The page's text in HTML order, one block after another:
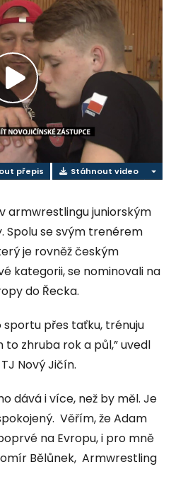
Přehrát
video
přepis Stáhnout video
armwrestlingu juniorským
Spolu se svým trenérem
je rovněž českým
kategorii, se nominovali na
do Řecka.
sportu přes taťku, trénuju
zhruba rok a půl,” uvedl
Nový Jičín.
dává i více, než by měl. Je
Věřím, že Adam
na Evropu, i pro mně
Bělůnek, Armwrestling